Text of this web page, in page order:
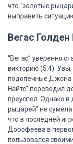
что “золотые
выправить
Вегас Голден
“Вегас” уверенно
викторию (5:4).
подопечные Джона
Найтс” переводил
преуспел. Однако в
рыцарей” не
что в последней
Дорофеева в
пользовался